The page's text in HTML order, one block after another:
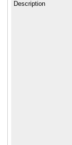
Description